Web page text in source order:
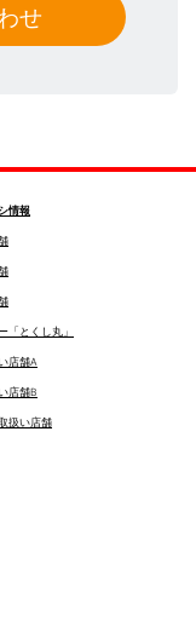
せ
情報
「とくし丸」
店舗A
店舗B
扱い店舗